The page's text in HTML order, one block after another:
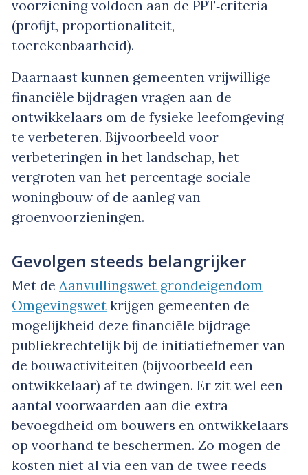
voorziening voldoen aan de PPT‐criteria
(profijt, proportionaliteit,
toerekenbaarheid).
Daarnaast kunnen gemeenten vrijwillige
financiële bijdragen vragen aan de
ontwikkelaars om de fysieke leefomgeving
te verbeteren. Bijvoorbeeld voor
verbeteringen in het landschap, het
vergroten van het percentage sociale
woningbouw of de aanleg van
groenvoorzieningen.
Gevolgen steeds belangrijker
Met de Aanvullingswet grondeigendom
Omgevingswet krijgen gemeenten de
mogelijkheid deze financiële bijdrage
publiekrechtelijk bij de initiatiefnemer van
de bouwactiviteiten (bijvoorbeeld een
ontwikkelaar) af te dwingen. Er zit wel een
aantal voorwaarden aan die extra
bevoegdheid om bouwers en ontwikkelaars
op voorhand te beschermen. Zo mogen de
kosten niet al via een van de twee reeds